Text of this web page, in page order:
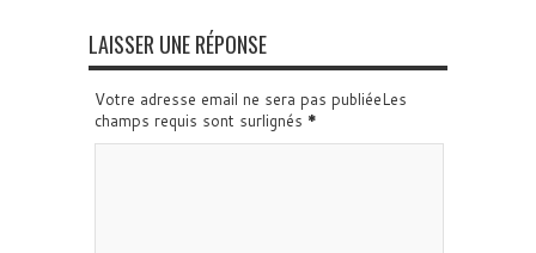
LAISSER UNE RÉPONSE
Votre adresse email ne sera pas publiéeLes
champs requis sont surlignés *